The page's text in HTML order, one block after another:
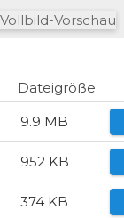
Dateigröße
9.9 MB
952 KB
374 KB